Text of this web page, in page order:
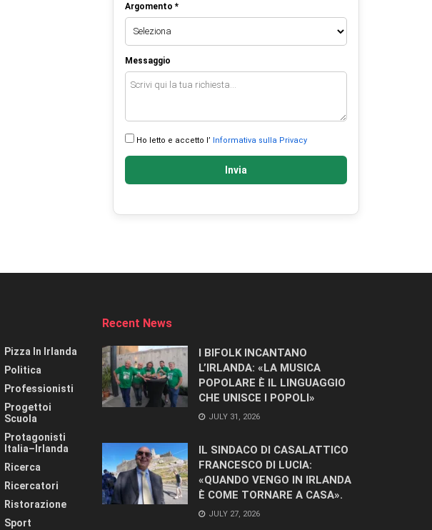
Argomento *
Messaggio
Ho letto e accetto l’ Informativa sulla Privacy
Invia
Pizza In Irlanda
Politica
Professionisti
Progettoi
Scuola
Protagonisti
Italia–Irlanda
Ricerca
Ricercatori
Ristorazione
Sport
Recent News
I BIFOLK INCANTANO
L’IRLANDA: «LA MUSICA
POPOLARE È IL LINGUAGGIO
CHE UNISCE I POPOLI»
JULY 31, 2026
IL SINDACO DI CASALATTICO
FRANCESCO DI LUCIA:
«QUANDO VENGO IN IRLANDA
È COME TORNARE A CASA».
JULY 27, 2026